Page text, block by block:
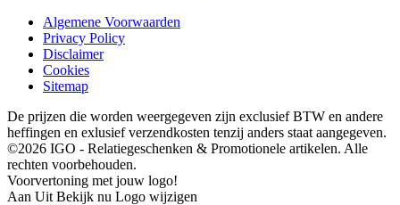
Algemene Voorwaarden
Privacy Policy
Disclaimer
Cookies
Sitemap
De prijzen die worden weergegeven zijn exclusief BTW en andere
heffingen en exlusief verzendkosten tenzij anders staat aangegeven.
©2026 IGO - Relatiegeschenken & Promotionele artikelen. Alle
rechten voorbehouden.
Voorvertoning met jouw logo!
Aan Uit Bekijk nu Logo wijzigen